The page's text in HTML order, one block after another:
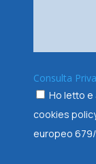
Consulta
Ho letto e
cookies
europeo 679/